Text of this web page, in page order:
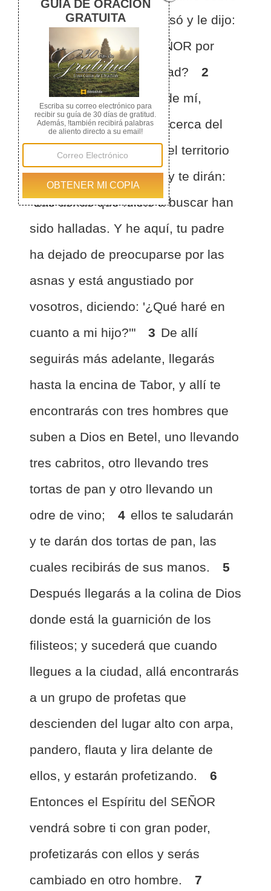
la cabeza de Saúl, lo besó y le dijo:
¿No te ha ungido el SEÑOR por
príncipe sobre su heredad?
2
Cuando te apartes hoy de mí,
hallarás a dos hombres cerca del
sepulcro de Raquel, en el territorio
de Benjamín, en Selsa, y te dirán:
"Las asnas que fuiste a buscar han
sido halladas. Y he aquí, tu padre
ha dejado de preocuparse por las
asnas y está angustiado por
vosotros, diciendo: '¿Qué haré en
cuanto a mi hijo?'"
3 De allí
seguirás más adelante, llegarás
hasta la encina de Tabor, y allí te
encontrarás con tres hombres que
suben a Dios en Betel, uno llevando
tres cabritos, otro llevando tres
tortas de pan y otro llevando un
odre de vino;
4 ellos te saludarán
y te darán dos tortas de pan, las
cuales recibirás de sus manos.
5
Después llegarás a la colina de Dios
donde está la guarnición de los
filisteos; y sucederá que cuando
llegues a la ciudad, allá encontrarás
a un grupo de profetas que
descienden del lugar alto con arpa,
pandero, flauta y lira delante de
ellos, y estarán profetizando.
6
Entonces el Espíritu del SEÑOR
vendrá sobre ti con gran poder,
profetizarás con ellos y serás
cambiado en otro hombre.
7